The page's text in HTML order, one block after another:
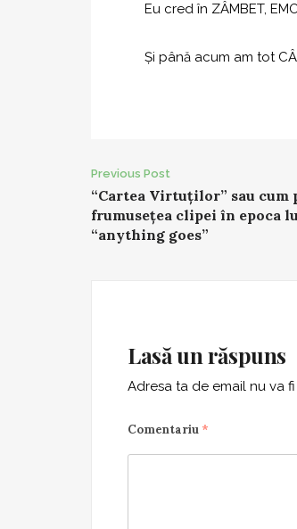
Eu cred în ZÂMBET,
Și până acum am tot
Post
navigation
Previous Post
“Cartea Virtuţilor” sau cum
frumuseţea clipei în epoca
“anything goes”
Lasă un răspuns
Adresa ta de email nu va
Comentariu *